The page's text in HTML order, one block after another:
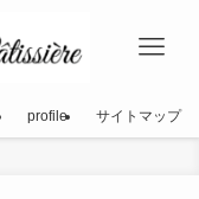
profile サイトマップ